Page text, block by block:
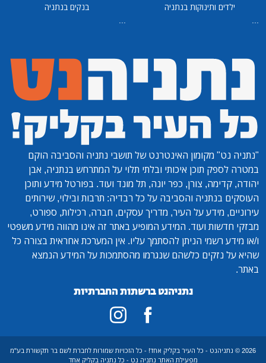
ילדים ותינוקות בנתניה
בנקים בנתניה
"נתניה נט" מקומון האינטרנט של תושבי נתניה והסביבה הוקם
במטרה לספק תוכן איכותי ובלתי תלוי על המתרחש בנתניה, אבן
יהודה, קדימה, צורן, כפר יונה, תל מונד ועוד. בפורטל מידע ותוכן
העוסקים בנתניה והסביבה על כל רבדיה: תרבות ובילוי, שירותים
עירוניים, מידע על העיר, מדריך עסקים, חברה, רכילות, ספורט,
מבזקי חדשות ועוד. המידע המופיע באתר זה אינו מהווה מידע משפטי
ו/או מידע רשמי הניתן להסתמך עליו. אין המערכת אחראית בצורה כל
שהיא על נזקים כלשהם שנגרמו מהסתמכות על המידע הנמצא
באתר.
נתניהנט ברשתות החברתיות
2026 © נתניהנט - כל העיר בקליק אחד! - כל הזכויות שמורות לחברת לשם בר תקשורת בע"מ
מפעילת האתר נתניה נט - כל נתניה בקליק אחד